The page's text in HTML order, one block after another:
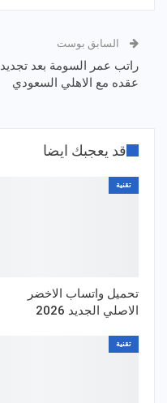
السابق بوست
راتب عمر السومة بعد تجديد
عقده مع الاهلي السعودي
قد يعجبك ايضا
تقنية
تحميل واتساب الاخضر
الاصلي الجديد 2026
تقنية